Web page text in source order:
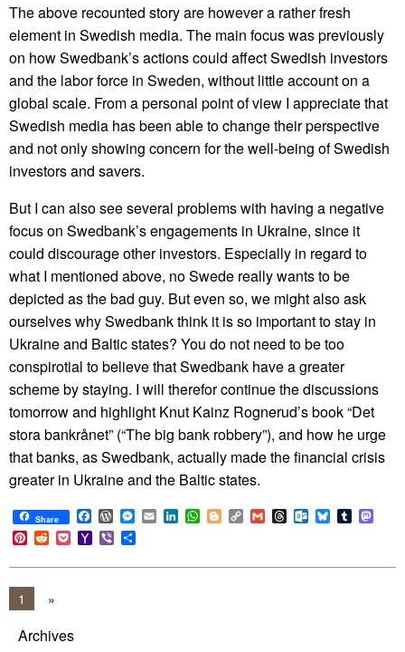
The above recounted story are however a rather fresh
element in Swedish media. The main focus was previously
on how Swedbank’s actions could affect Swedish investors
and the labor force in Sweden, without little account on a
global scale. From a personal point of view I appreciate that
Swedish media has been able to change their perspective
and not only showing concern for the well-being of Swedish
investors and savers.
But I can also see several problems with having a negative
focus on Swedbank’s engagements in Ukraine, since it
could discourage other investors. Especially in regard to
what I mentioned above, no Swede really wants to be
depicted as the bad guy. But even so, we might also ask
ourselves why Swedbank think it is so important to stay in
Ukraine and Baltic states? You do not need to be too
conspirotial to believe that Swedbank have a greater
scheme by staying. I will therefor continue the discussions
tomorrow and highlight Knut Kainz Rognerud’s book “Det
stora bankrånet” (“The big bank robbery”), and how he urge
that banks, as Swedbank, actually made the financial crisis
greater in Ukraine and the Baltic states.
Share Facebook
WordPress
Messenger
EmailLinkedIn
WhatsApp
BloggerCopy
Link
GmailThreadsOutlook.com
BlueskyTumblr
Pinterest
RedditPocketYahoo
Mail
Viber
1 »
Archives